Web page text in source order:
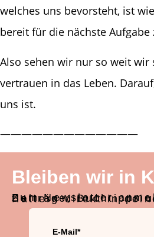
welches uns bevorsteht, ist
bereit für die nächste Aufgabe
Also sehen wir nur so weit wir
vertrauen in das Leben.
uns ist.
—————————————
Bleiben wir in
Zum Newsletter anmelden und neue Beiträge, Buchtipps und Inspiration
E-Mail*